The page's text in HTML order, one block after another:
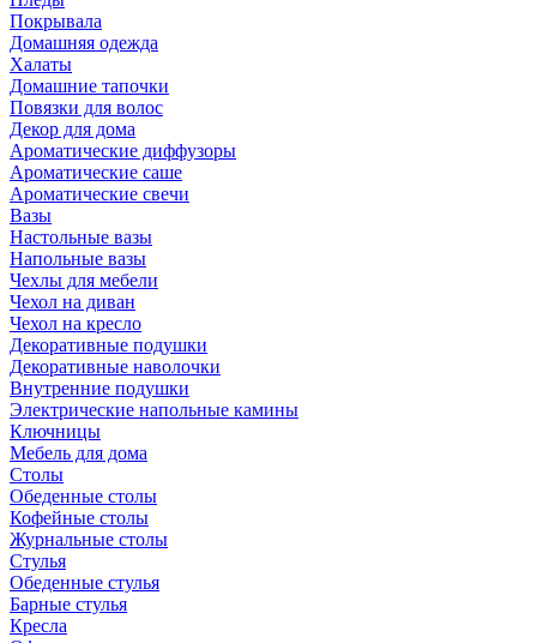
Покрывала
Домашняя одежда
Халаты
Домашние тапочки
Повязки для волос
Декор для дома
Ароматические диффузоры
Ароматические саше
Ароматические свечи
Вазы
Настольные вазы
Напольные вазы
Чехлы для мебели
Чехол на диван
Чехол на кресло
Декоративные подушки
Декоративные наволочки
Внутренние подушки
Электрические напольные камины
Ключницы
Мебель для дома
Столы
Обеденные столы
Кофейные столы
Журнальные столы
Стулья
Обеденные стулья
Барные стулья
Кресла